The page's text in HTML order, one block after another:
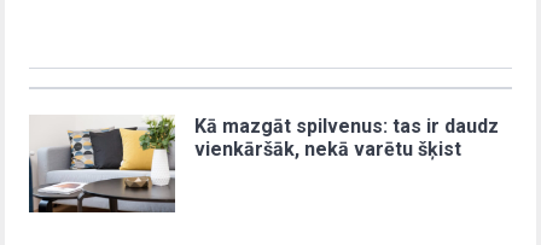
Kā mazgāt spilvenus: tas ir daudz
vienkāršāk, nekā varētu šķist